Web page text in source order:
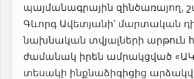
պայմանագրային զինծառայող,
Գևորգ Ավետյանի՝ մարտական
նախնական տվյալների արթուն
ժամանակ իրեն ամրակցված
տեսակի ինքնաձիգիցից